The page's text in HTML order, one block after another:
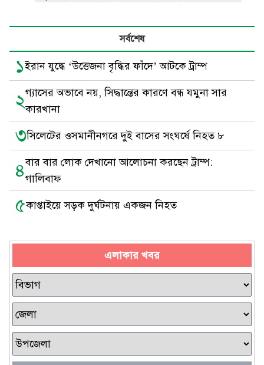
সর্বশেষ
১ইরান যুদ্ধে ‘উত্তেজনা বৃদ্ধির ফাঁদে’ আটকে ট্রাম্প
২গ্যাসের অভাবে নয়, সিদ্ধান্তের কারণে বন্ধ যমুনা সার
কারখানা
৩সিলেটের ওসমানীনগরে দুই বাসের সংঘর্ষে নিহত ৮
৪বার বার লোক দেখানো আলোচনা করছেন ট্রাম্প:
গালিবাফ
৫কাপ্তাইয়ে সড়ক দুর্ঘটনায় একজন নিহত
এলাকার খবর